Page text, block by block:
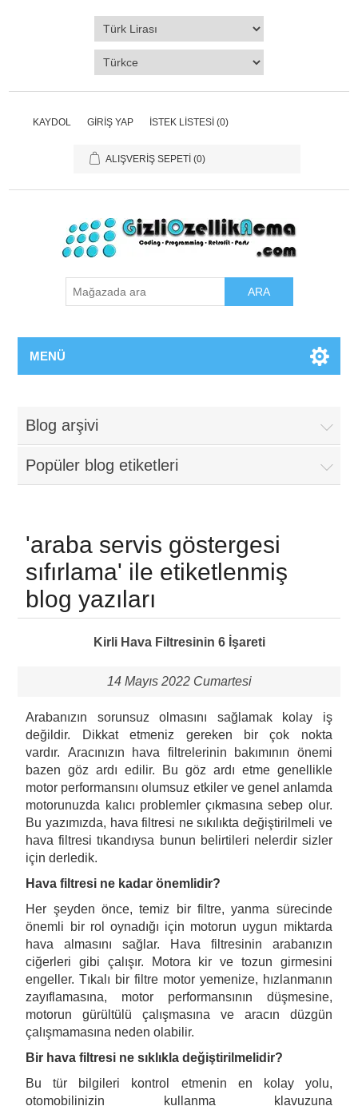
KAYDOL GIRIŞ YAP İSTEK LISTESI (0)
ALIŞVERIŞ SEPETI (0)
ARA
MENÜ
Blog arşivi
Popüler blog etiketleri
'araba servis göstergesi
sıfırlama' ile etiketlenmiş
blog yazıları
Kirli Hava Filtresinin 6 İşareti
14 Mayıs 2022 Cumartesi
Arabanızın sorunsuz olmasını sağlamak kolay iş
değildir. Dikkat etmeniz gereken bir çok nokta
vardır. Aracınızın hava filtrelerinin bakımının önemi
bazen göz ardı edilir. Bu göz ardı etme genellikle
motor performansını olumsuz etkiler ve genel anlamda
motorunuzda kalıcı problemler çıkmasına sebep olur.
Bu yazımızda, hava filtresi ne sıkılıkta değiştirilmeli ve
hava filtresi tıkandıysa bunun belirtileri nelerdir sizler
için derledik.
Hava filtresi ne kadar önemlidir?
Her şeyden önce, temiz bir filtre, yanma sürecinde
önemli bir rol oynadığı için motorun uygun miktarda
hava almasını sağlar. Hava filtresinin arabanızın
ciğerleri gibi çalışır. Motora kir ve tozun girmesini
engeller. Tıkalı bir filtre motor yemenize, hızlanmanın
zayıflamasına, motor performansının düşmesine,
motorun gürültülü çalışmasına ve aracın düzgün
çalışmamasına neden olabilir.
Bir hava filtresi ne sıklıkla değiştirilmelidir?
Bu tür bilgileri kontrol etmenin en kolay yolu,
otomobilinizin kullanma klavuzuna